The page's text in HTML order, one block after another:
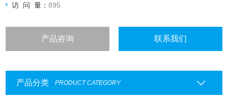
访 问 量：895
产品咨询 联系我们
产品分类 PRODUCT CATEGORY